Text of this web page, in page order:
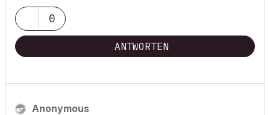
0
ANTWORTEN
Anonymous